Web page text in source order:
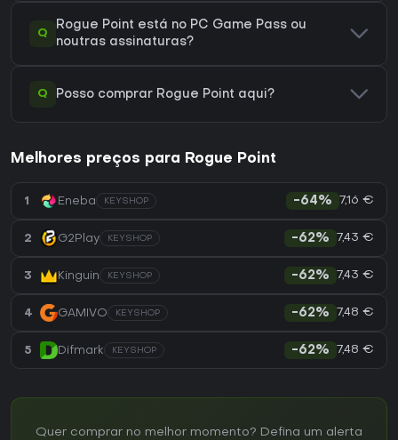
Q
Rogue Point está no PC Game Pass ou
noutras assinaturas?
Q Posso comprar Rogue Point aqui?
Melhores preços para Rogue Point
1 Eneba KEYSHOP -64% 7,16 €
2 G2Play KEYSHOP -62% 7,43 €
3 Kinguin KEYSHOP -62% 7,43 €
4 GAMIVO KEYSHOP -62% 7,48 €
5 Difmark KEYSHOP -62% 7,48 €
Quer comprar no melhor momento? Defina um alerta